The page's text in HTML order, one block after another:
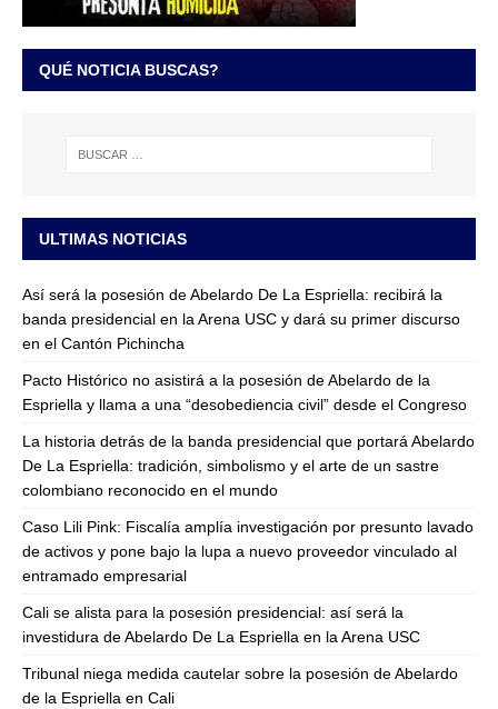
QUÉ NOTICIA BUSCAS?
ULTIMAS NOTICIAS
Así será la posesión de Abelardo De La Espriella: recibirá la
banda presidencial en la Arena USC y dará su primer discurso
en el Cantón Pichincha
Pacto Histórico no asistirá a la posesión de Abelardo de la
Espriella y llama a una “desobediencia civil” desde el Congreso
La historia detrás de la banda presidencial que portará Abelardo
De La Espriella: tradición, simbolismo y el arte de un sastre
colombiano reconocido en el mundo
Caso Lili Pink: Fiscalía amplía investigación por presunto lavado
de activos y pone bajo la lupa a nuevo proveedor vinculado al
entramado empresarial
Cali se alista para la posesión presidencial: así será la
investidura de Abelardo De La Espriella en la Arena USC
Tribunal niega medida cautelar sobre la posesión de Abelardo
de la Espriella en Cali